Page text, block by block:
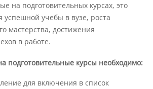
на подготовительных курсах, это
успешной учебы в вузе, роста
мастерства, достижения
в работе.
подготовительные курсы необходимо:
для включения в список